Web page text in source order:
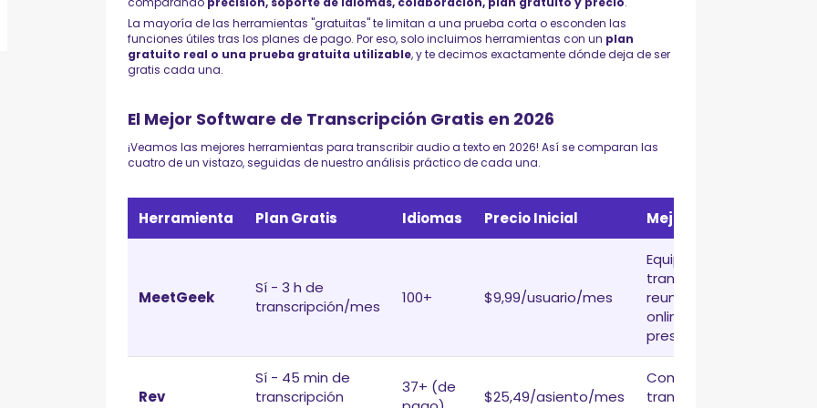
La mayoría de las herramientas "gratuitas" te limitan a una prueba corta o esconden las
funciones útiles tras los planes de pago. Por eso, solo incluimos herramientas con un plan
gratuito real o una prueba gratuita utilizable, y te decimos exactamente dónde deja de ser
gratis cada una.
El Mejor Software de Transcripción Gratis en 2026
¡Veamos las mejores herramientas para transcribir audio a texto en 2026! Así se comparan las
cuatro de un vistazo, seguidas de nuestro análisis práctico de cada una.
Herramienta Plan Gratis Idiomas Precio Inicial Mejor Para
MeetGeek
Sí - 3 h de
transcripción/mes
100+ $9,99/usuario/mes
Equipos que
transcriben
reuniones
online y
presenciales
Rev
Sí - 45 min de
transcripción
37+ (de
$25,49/asiento/mes
Combinar IA y
transcripción